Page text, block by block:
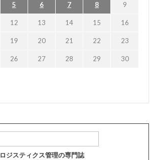
5 6 7 8 9
12 13 14 15 16
19 20 21 22 23
26 27 28 29 30
ロジスティクス管理の専門誌